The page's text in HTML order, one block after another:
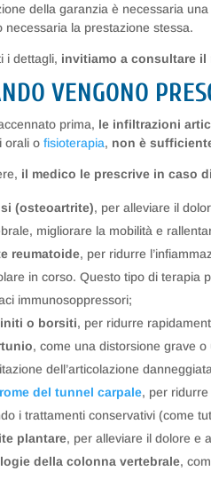
della garanzia è necessaria
necessaria la prestazione stessa.
i dettagli, invitiamo a consultare
VENGONO
prima, le infiltrazioni
orali ofisioterapia, non è
il medico le prescrive in caso
(osteoartrite), per alleviare il
migliorare la mobilità e
reumatoide, per ridurre
in corso. Questo tipo di terapia
immunosoppressori;
o borsiti, per ridurre
, come una distorsione grave
dell’articolazione
del tunnel carpale, per
i trattamenti conservativi (come
plantare, per alleviare il dolore e
della colonna vertebrale,